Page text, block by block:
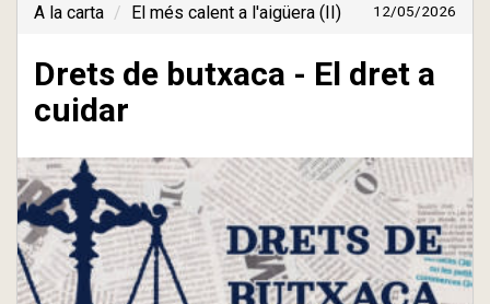
A la carta El més calent a l'aigüera (II) 12/05/2026
Drets de butxaca - El dret a
cuidar